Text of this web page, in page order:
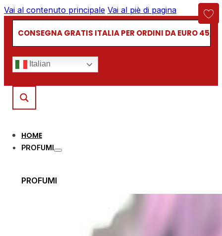
Vai al contenuto principale Vai al piè di pagina
CONSEGNA GRATIS ITALIA PER ORDINI DA EURO
Italian
HOME
PROFUMI
PROFUMI